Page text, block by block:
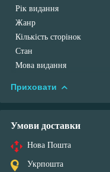
Рік видання
Жанр
Кількість сторінок
Стан
Мова видання
Приховати
Умови доставки
Нова Пошта
Укрпошта